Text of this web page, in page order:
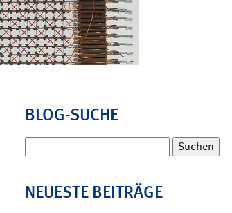
BLOG-SUCHE
nach:
NEUESTE BEITRÄGE